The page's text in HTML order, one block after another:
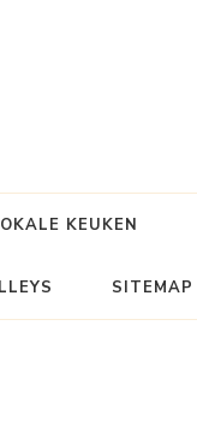
KEUKEN
SITEMAP